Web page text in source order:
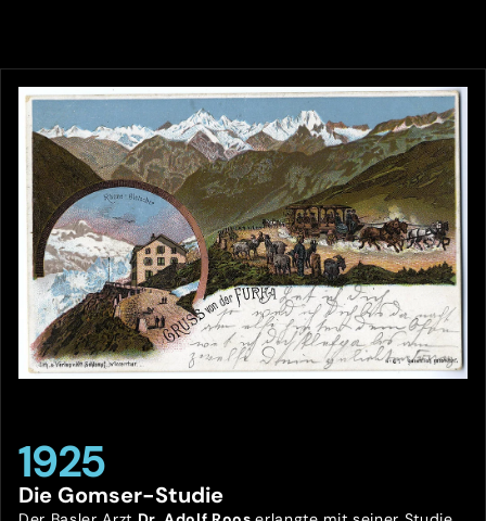
1925
Die Gomser-Studie